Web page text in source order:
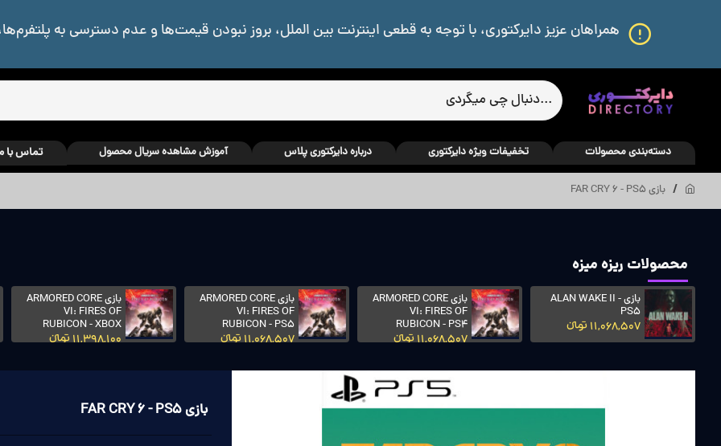
همراهان عزیز دایرکتوری، با توجه به قطعی اینترنت بین الملل، بروز نبودن قیمت‌ها و عدم دسترسی به
دسته‌بندی محصولات تخفیفات ویژه دایرکتوری درباره دایرکتوری پلاس آموزش مشاهده سریال محصول تماس با
بازی FAR CRY 6 - PS5
محصولات ریزه میزه
بازی ALAN WAKE II -
PS5
11,068,507 تومانءءء
بازی ARMORED CORE
VI: FIRES OF
RUBICON - PS4
11,068,507 تومانءءء
بازی ARMORED CORE
VI: FIRES OF
RUBICON - PS5
11,068,507 تومانءءء
بازی ARMORED CORE
VI: FIRES OF
RUBICON - XBOX
11,398,100 تومانءءء
بازی FAR CRY 6 - PS5